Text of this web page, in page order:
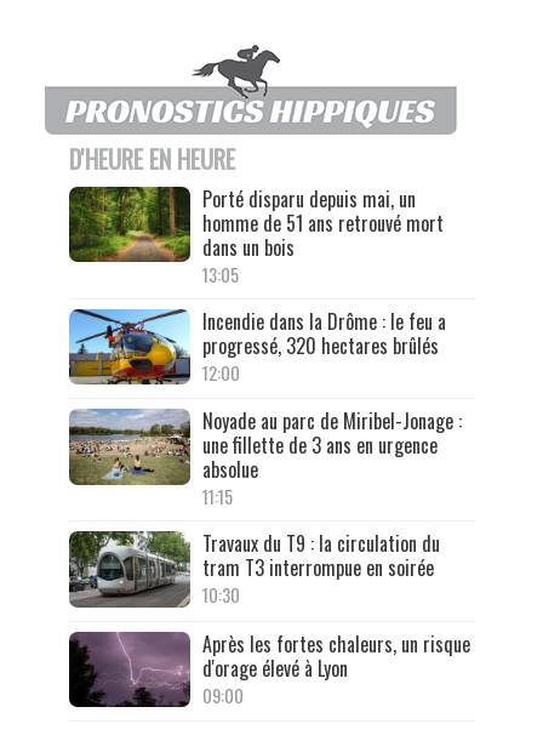
D'HEURE EN HEURE
Porté disparu depuis mai, un
homme de 51 ans retrouvé mort
dans un bois
13:05
Incendie dans la Drôme : le feu a
progressé, 320 hectares brûlés
12:00
Noyade au parc de Miribel-Jonage :
une fillette de 3 ans en urgence
absolue
11:15
Travaux du T9 : la circulation du
tram T3 interrompue en soirée
10:30
Après les fortes chaleurs, un risque
d'orage élevé à Lyon
09:00